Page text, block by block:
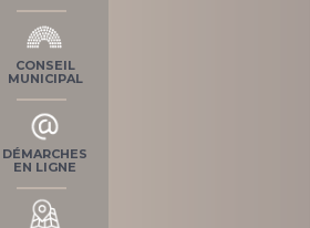
CONSEIL
MUNICIPAL
DÉMARCHES
EN LIGNE